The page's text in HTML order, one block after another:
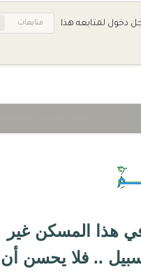
دخول لمتابعه هذا متابعات
هذا المسكن غير
.. فلا يحسن أن